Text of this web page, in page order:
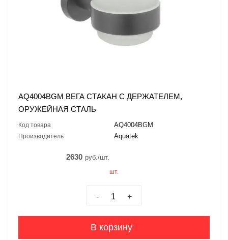
AQ4004BGM ВЕГА СТАКАН С ДЕРЖАТЕЛЕМ,
ОРУЖЕЙНАЯ СТАЛЬ
Код товара AQ4004BGM
Производитель Aquatek
2630 руб./шт.
шт.
- +
В корзину